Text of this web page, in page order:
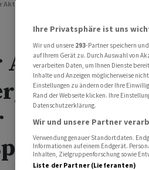
Aktien von Siemens Energy durch Bericht
Aktien von
durch
Ihre Privatsphäre ist uns
Wir und unsere 293-Partner speichern
auf Ihrem Gerät zu. Durch Auswahl von
verarbeiten Daten, um Ihnen Dienste
Inhalte und Anzeigen möglicherweise
Einstellungen zu ändern oder Ihre
Rand der Webseite klicken. Ihre
Datenschutzerklärung.
Wir und unsere Partner
Verwendung genauer Standortdaten.
Informationen auf einem Endgerät.
Inhalten, Zielgruppenforschung sowie
Liste der Partner (Lieferanten)